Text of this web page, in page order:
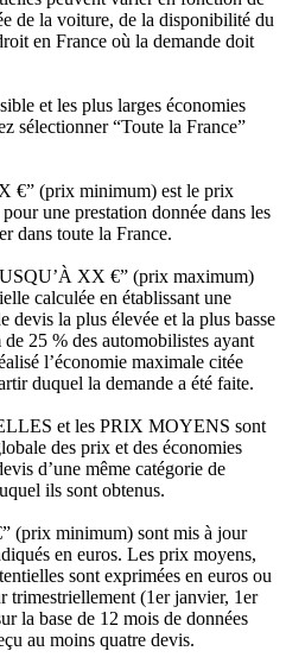
de la voiture, de la disponibilité du
en France où la demande doit
et les plus larges économies
sélectionner “Toute la France”
€” (prix minimum) est le prix
une prestation donnée dans les
dans toute la France.
XX €” (prix maximum)
calculée en établissant une
devis la plus élevée et la plus basse
25 % des automobilistes ayant
l’économie maximale citée
duquel la demande a été faite.
et les PRIX MOYENS sont
des prix et des économies
d’une même catégorie de
ils sont obtenus.
(prix minimum) sont mis à jour
en euros. Les prix moyens,
sont exprimées en euros ou
trimestriellement (1er janvier, 1er
la base de 12 mois de données
au moins quatre devis.